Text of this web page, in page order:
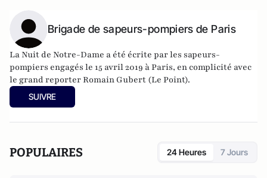
Brigade de sapeurs-pompiers de Paris
La Nuit de Notre-Dame a été écrite par les sapeurs-
pompiers engagés le 15 avril 2019 à Paris, en complicité avec
le grand reporter Romain Gubert (Le Point).
SUIVRE
POPULAIRES 24 Heures 7 Jours